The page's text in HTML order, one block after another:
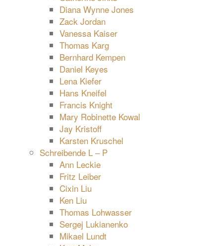
Diana Wynne Jones
Zack Jordan
Vanessa Kaiser
Thomas Karg
Bernhard Kempen
Daniel Keyes
Lena Kiefer
Hans Kneifel
Francis Knight
Mary Robinette Kowal
Jay Kristoff
Karsten Kruschel
Schreibende L – P
Ann Leckie
Fritz Leiber
Cixin Liu
Ken Liu
Thomas Lohwasser
Sergej Lukianenko
Mikael Lundt